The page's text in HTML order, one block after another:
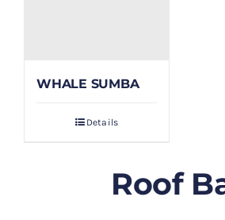
WHALE SUMBA
Details
Roof